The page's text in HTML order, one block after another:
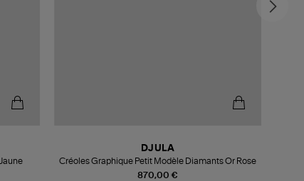
870,00 €
DJULA
Créoles Graphique Petit Modèle Diamants Or Rose